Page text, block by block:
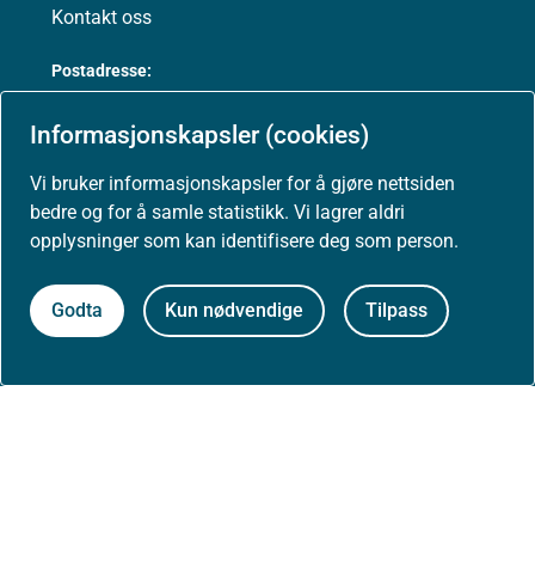
Informasjonskapsler (cookies)
Vi bruker informasjonskapsler for å gjøre nettsiden
bedre og for å samle statistikk. Vi lagrer aldri
opplysninger som kan identifisere deg som person.
Godta Kun nødvendige Tilpass
Kontakt oss
Postadresse:
Postboks 220, Skøyen
Aktuelt
Nyheter